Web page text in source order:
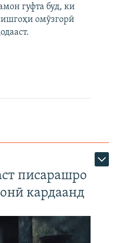
гуфта буд, ки
омӯзгорӣ
писарашро
кардаанд